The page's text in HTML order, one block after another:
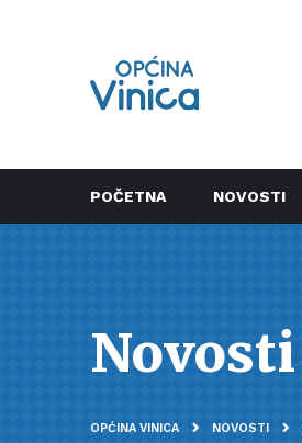
POČETNA NOVOSTI
Novosti
OPĆINA VINICA NOVOSTI